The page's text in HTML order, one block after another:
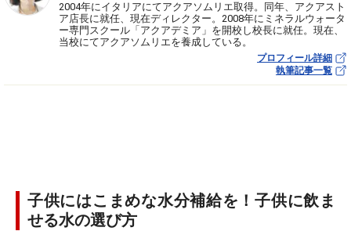
2004年にイタリアにてアクアソムリエ取得。同年、アクアスト
ア店長に就任、現在ディレクター。2008年にミネラルウォータ
ー専門スクール「アクアデミア」を開校し校長に就任。現在、
当校にてアクアソムリエを養成している。
プロフィール詳細
執筆記事一覧
子供にはこまめな水分補給を！子供に飲ま
せる水の選び方